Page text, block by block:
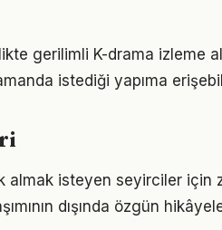
gerilimli K-drama izleme
istediği yapıma
almak isteyen seyirciler için
dışında özgün